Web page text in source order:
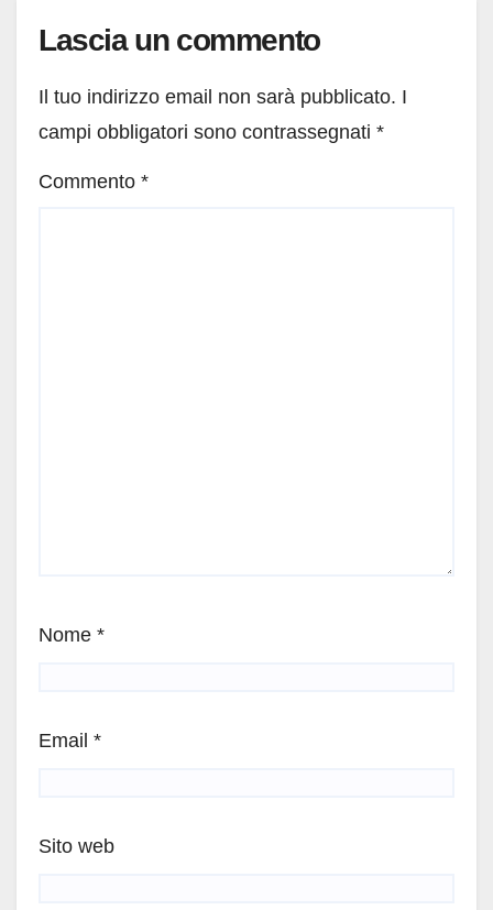
Lascia un commento
Il tuo indirizzo email non sarà pubblicato. I
campi obbligatori sono contrassegnati *
Commento *
Nome *
Email *
Sito web